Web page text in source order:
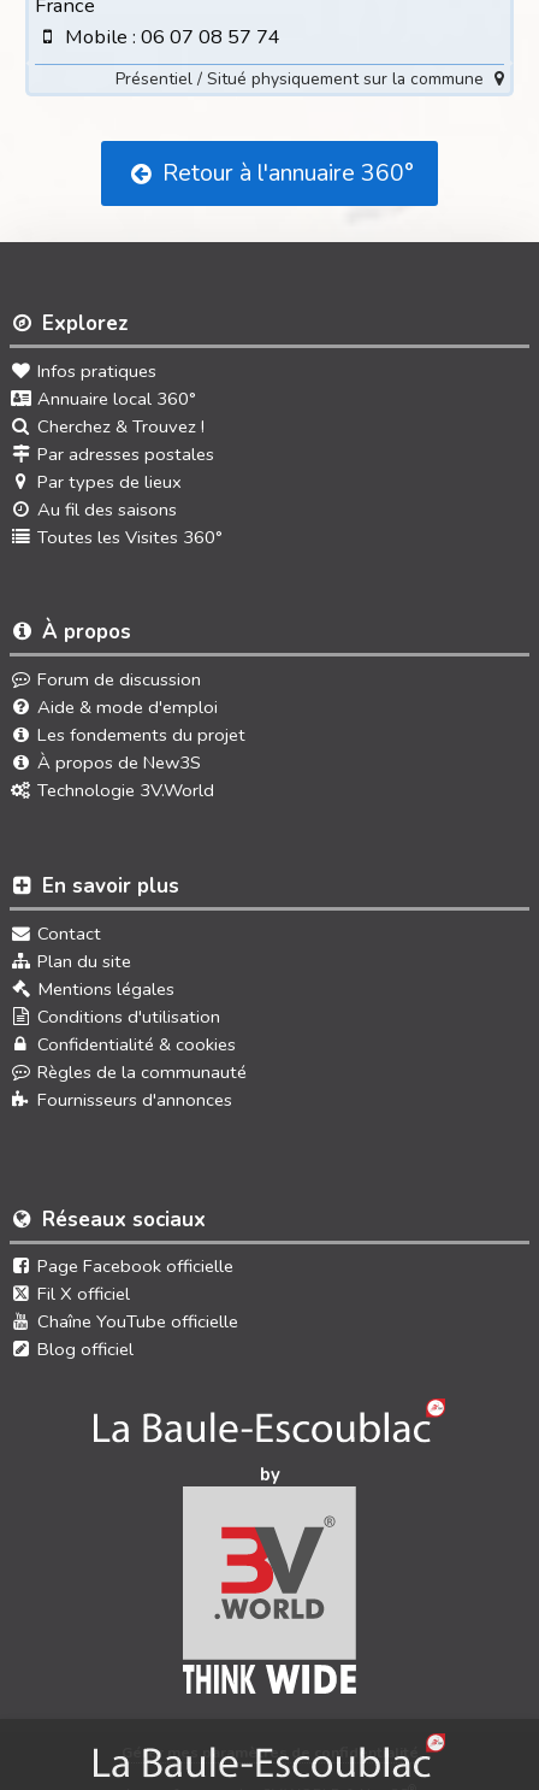
France
Mobile : 06 07 08 57 74
Présentiel / Situé physiquement sur la commune
Retour à l'annuaire 360°
Réseaux sociaux
Page Facebook officielle
Fil X officiel
Chaîne YouTube officielle
Blog officiel
En savoir plus
Contact
Plan du site
Mentions légales
Conditions d'utilisation
Confidentialité & cookies
Règles de la communauté
Fournisseurs d'annonces
Explorez
Infos pratiques
Annuaire local 360°
Cherchez & Trouvez !
Par adresses postales
Par types de lieux
Au fil des saisons
Toutes les Visites 360°
À propos
Forum de discussion
Aide & mode d'emploi
Les fondements du projet
À propos de New3S
Technologie 3V.World
by
Gérer mes paramètres de confidentialité